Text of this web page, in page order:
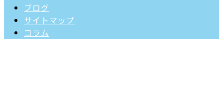
ブログ
サイトマップ
コラム